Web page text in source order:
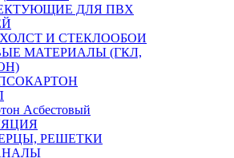
ДЛЯ ПВХ
И СТЕКЛООБОИ
МАТЕРИАЛЫ (ГКЛ,
Асбестовый
РЕШЕТКИ